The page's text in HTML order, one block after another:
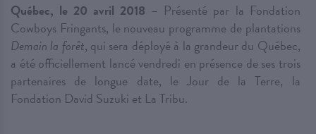
Québec, le 20 avril 2018 – Présenté par la Fondation
Cowboys Fringants, le nouveau programme de plantations
Demain la forêt, qui sera déployé à la grandeur du Québec,
a été officiellement lancé vendredi en présence de ses trois
partenaires de longue date, le Jour de la Terre, la
Fondation David Suzuki et La Tribu.